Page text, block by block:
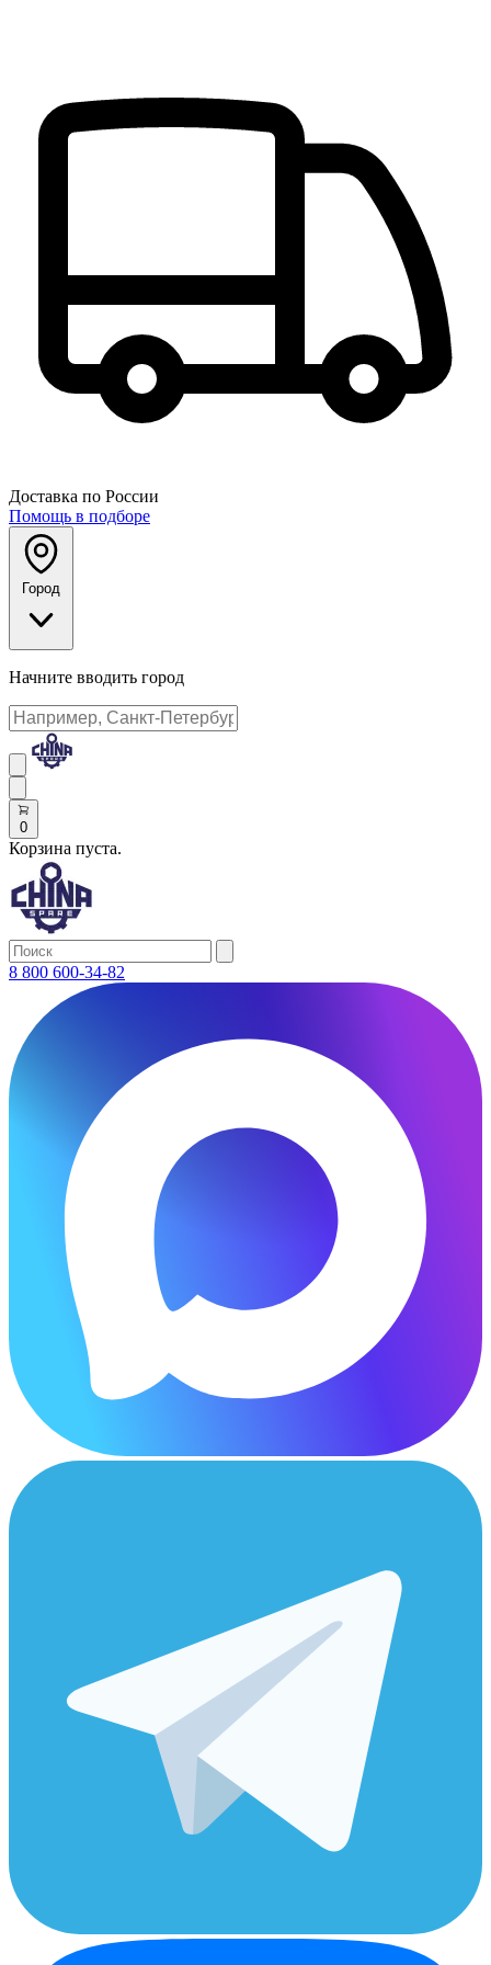
Доставка по России
Помощь в подборе
Город
Начните вводить город
0
Корзина пуста.
8 800 600-34-82